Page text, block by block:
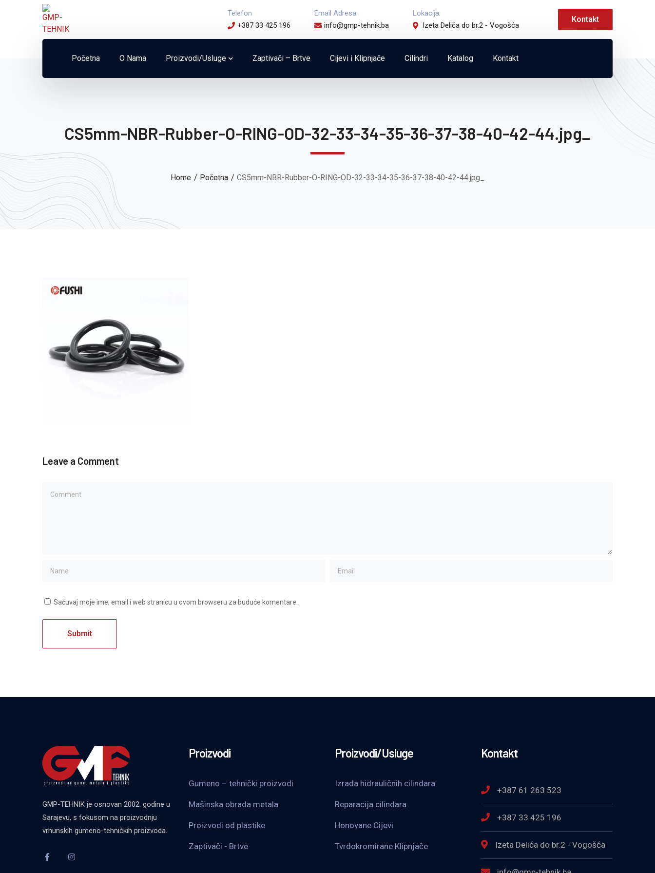
Telefon
+387 33 425 196
Email Adresa
info@gmp-tehnik.ba
Lokacija:
Izeta Delića do br.2 - Vogošća
Kontakt
Početna O Nama Proizvodi/Usluge Zaptivači – Brtve Cijevi i Klipnjače Cilindri Katalog Kontakt
CS5mm-NBR-Rubber-O-RING-OD-32-33-34-35-36-37-38-40-42-44.jpg_
Home Početna CS5mm-NBR-Rubber-O-RING-OD-32-33-34-35-36-37-38-40-42-44.jpg_
Leave a Comment
Sačuvaj moje ime, email i web stranicu u ovom browseru za buduće komentare.
GMP-TEHNIK je osnovan 2002. godine u
Sarajevu, s fokusom na proizvodnju
vrhunskih gumeno-tehničkih proizvoda.
Proizvodi
Gumeno – tehnički proizvodi
Mašinska obrada metala
Proizvodi od plastike
Zaptivači - Brtve
Proizvodi/Usluge
Izrada hidrauličnih cilindara
Reparacija cilindara
Honovane Cijevi
Tvrdokromirane Klipnjače
Kontakt
+387 61 263 523
+387 33 425 196
Izeta Delića do br.2 - Vogošća